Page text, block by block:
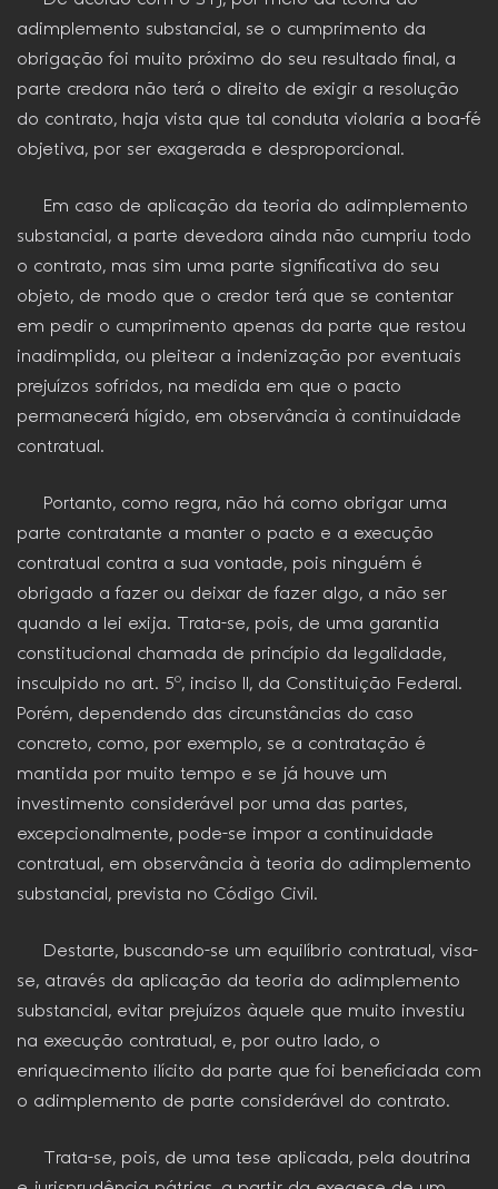
adimplemento substancial, se o cumprimento da
obrigação foi muito próximo do seu resultado final, a
parte credora não terá o direito de exigir a resolução
do contrato, haja vista que tal conduta violaria a boa-fé
objetiva, por ser exagerada e desproporcional.
Em caso de aplicação da teoria do adimplemento
substancial, a parte devedora ainda não cumpriu todo
o contrato, mas sim uma parte significativa do seu
objeto, de modo que o credor terá que se contentar
em pedir o cumprimento apenas da parte que restou
inadimplida, ou pleitear a indenização por eventuais
prejuízos sofridos, na medida em que o pacto
permanecerá hígido, em observância à continuidade
contratual.
Portanto, como regra, não há como obrigar uma
parte contratante a manter o pacto e a execução
contratual contra a sua vontade, pois ninguém é
obrigado a fazer ou deixar de fazer algo, a não ser
quando a lei exija. Trata-se, pois, de uma garantia
constitucional chamada de princípio da legalidade,
insculpido no art. 5º, inciso II, da Constituição Federal.
Porém, dependendo das circunstâncias do caso
concreto, como, por exemplo, se a contratação é
mantida por muito tempo e se já houve um
investimento considerável por uma das partes,
excepcionalmente, pode-se impor a continuidade
contratual, em observância à teoria do adimplemento
substancial, prevista no Código Civil.
Destarte, buscando-se um equilíbrio contratual, visa-
se, através da aplicação da teoria do adimplemento
substancial, evitar prejuízos àquele que muito investiu
na execução contratual, e, por outro lado, o
enriquecimento ilícito da parte que foi beneficiada com
o adimplemento de parte considerável do contrato.
Trata-se, pois, de uma tese aplicada, pela doutrina